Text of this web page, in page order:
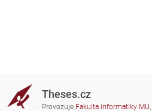
Theses.cz
Provozuje Fakulta informatiky MU,